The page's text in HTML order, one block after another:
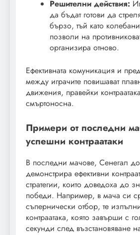
Решителни действия:
да бъдат готови да
бързо, тъй като
позволи на
организира отново.
Ефективната комуникация и
между играчите повишават
движения, правейки
смъртоносна.
Примери от последни
успешни контраатаки
В последни мачове, Сенегал
демонстрира ефективни
стратегии, които доведоха до
победи. Например, в мача си
съпернически отбор, те
контраатака, която завърши с
секунди след възстановяване